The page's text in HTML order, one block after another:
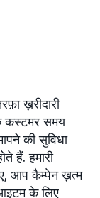
ख़रीदारी
कस्टमर समय
की सुविधा
हैं. हमारी
आप कैम्पेन ख़त्म
के लिए